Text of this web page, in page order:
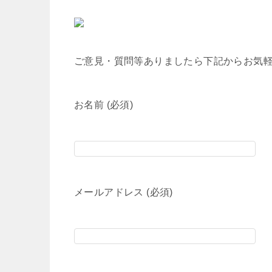
ご意見・質問等ありましたら下記からお気
お名前 (必須)
メールアドレス (必須)